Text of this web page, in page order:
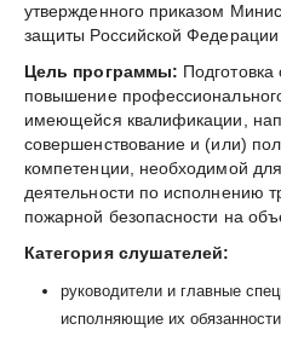
утвержденного приказом
защиты Российской
Цель программы:
повышение
имеющейся квалификации,
совершенствование и (или)
компетенции, необходимой
деятельности по исполнению
пожарной безопасности на
Категория слушателей:
руководители и главные
исполняющие их